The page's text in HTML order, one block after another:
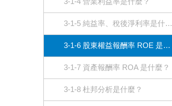
3-1-5 純益率、稅後淨利率是什麼？公式怎麼算？
3-1-6 股東權益報酬率 ROE 是什麼？ROE 要多少才合理？
3-1-7 資產報酬率 ROA 是什麼？
3-1-8 杜邦分析是什麼？